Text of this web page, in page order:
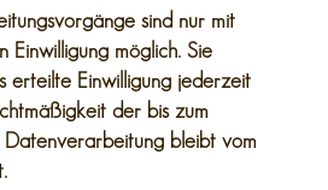
sind nur mit
Einwilligung möglich. Sie
erteilte Einwilligung jederzeit
der bis zum
bleibt vom